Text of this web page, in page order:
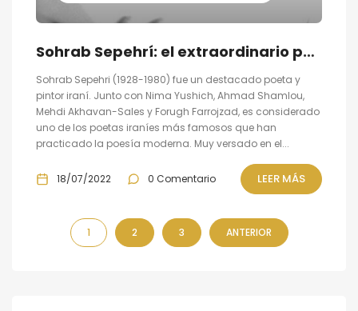
Sohrab Sepehrí: el extraordinario poeta y pintor iraní
Sohrab Sepehri (1928-1980) fue un destacado poeta y
pintor iraní. Junto con Nima Yushich, Ahmad Shamlou,
Mehdi Akhavan-Sales y Forugh Farrojzad, es considerado
uno de los poetas iraníes más famosos que han
practicado la poesía moderna. Muy versado en el...
18/07/2022 0 Comentario LEER MÁS
1 2 3 ANTERIOR